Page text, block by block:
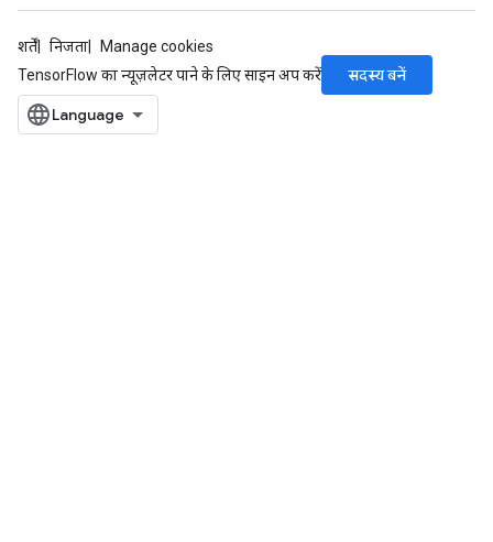
शर्तें निजता
Manage cookies
TensorFlow का न्यूज़लेटर पाने के लिए साइन अप करें
सदस्य बनें